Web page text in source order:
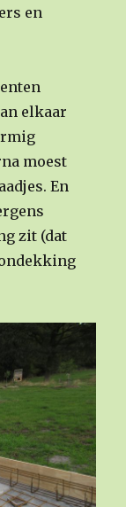
en
elkaar
moest
En
zit (dat